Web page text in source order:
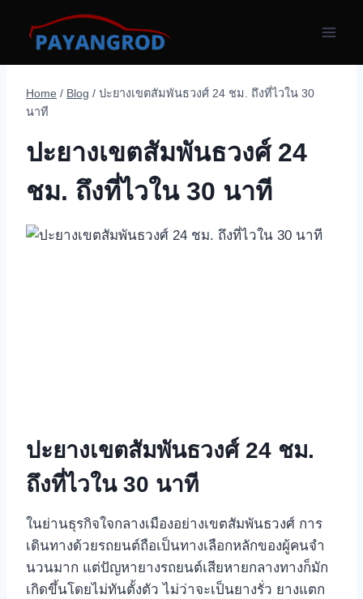
content
Home / Blog / ปะยางเขตสัมพันธวงศ์ 24 ชม. ถึงที่ไวใน 30
นาที
ปะยางเขตสัมพันธวงศ์ 24
ชม. ถึงที่ไวใน 30 นาที
ปะยางเขตสัมพันธวงศ์ 24 ชม.
ถึงที่ไวใน 30 นาที
ในย่านธุรกิจใจกลางเมืองอย่างเขตสัมพันธวงศ์ การ
เดินทางด้วยรถยนต์ถือเป็นทางเลือกหลักของผู้คนจํา
นวนมาก แต่ปัญหายางรถยนต์เสียหายกลางทางก็มัก
เกิดขึ้นโดยไม่ทันตั้งตัว ไม่ว่าจะเป็นยางรั่ว ยางแตก